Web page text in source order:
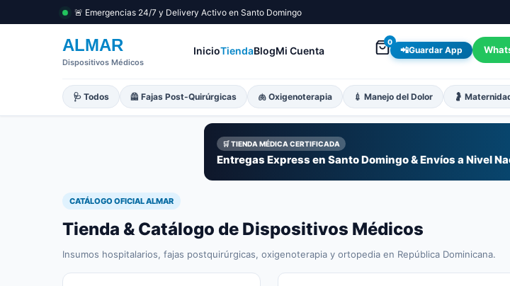
🚨 Emergencias 24/7 y Delivery Activo en Santo Domingo
ALMAR
Dispositivos Médicos
InicioTiendaBlogMi Cuenta
0
📲Guardar App
🩺 Todos 🦺 Fajas Post-Quirúrgicas 🫁 Oxigenoterapia 💉 Manejo del Dolor 🤰
🛒 TIENDA MÉDICA CERTIFICADA
Entregas Express en Santo Domingo & Envíos a Nivel
CATÁLOGO OFICIAL ALMAR
Tienda & Catálogo de Dispositivos Médicos
Insumos hospitalarios, fajas postquirúrgicas, oxigenoterapia y ortopedia en República Dominicana.